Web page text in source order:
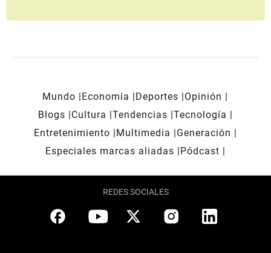
Mundo Economía Deportes
Opinión
Blogs
Cultura Tendencias Tecnología
Entretenimiento
Multimedia
Generación
Especiales marcas aliadas
Pódcast
REDES SOCIALES